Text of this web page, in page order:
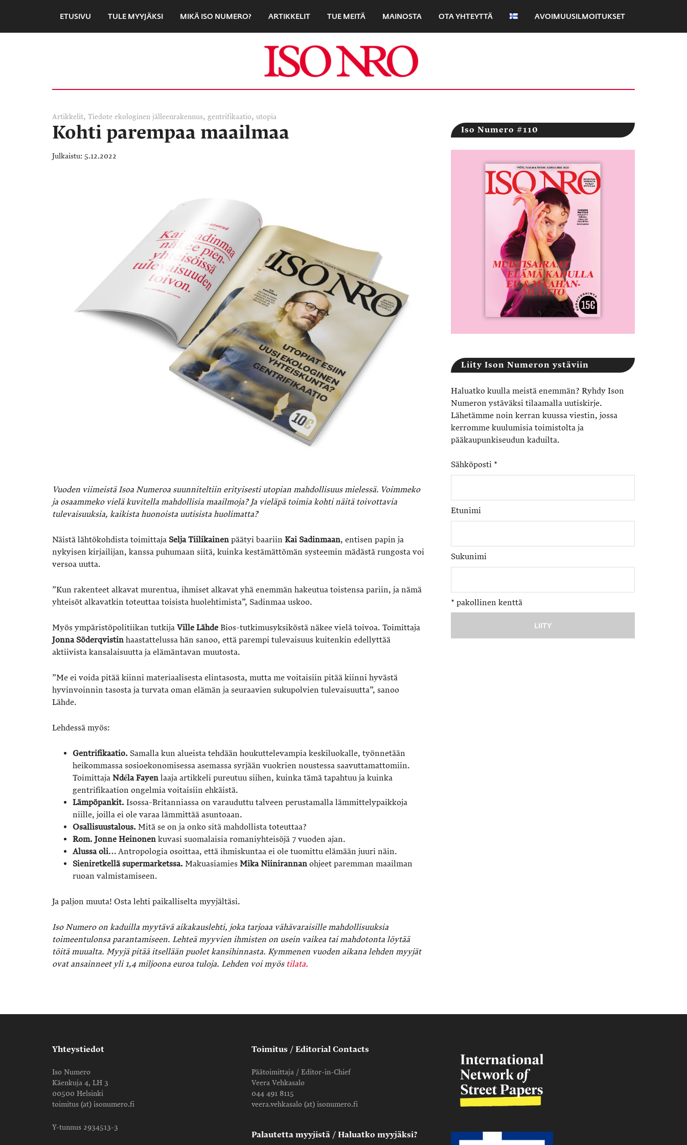
ETUSIVU TULE MYYJÄKSI MIKÄ ISO NUMERO? ARTIKKELIT TUE MEITÄ MAINOSTA OTA YHTEYTTÄ AVOIMUUSILMOITUKSET
Artikkelit, Tiedote ekologinen jälleenrakennus, gentrifikaatio, utopia
Kohti parempaa maailmaa
5.12.2022
Vuoden viimeistä Isoa Numeroa suunniteltiin erityisesti utopian mahdollisuus mielessä. Voimmeko
ja osaammeko vielä kuvitella mahdollisia maailmoja? Ja vieläpä toimia kohti näitä toivottavia
tulevaisuuksia, kaikista huonoista uutisista huolimatta?
Näistä lähtökohdista toimittaja Selja Tiilikainen päätyi baariin Kai Sadinmaan, entisen papin ja
nykyisen kirjailijan, kanssa puhumaan siitä, kuinka kestämättömän systeemin mädästä rungosta voi
versoa uutta.
”Kun rakenteet alkavat murentua, ihmiset alkavat yhä enemmän hakeutua toistensa pariin, ja nämä
yhteisöt alkavatkin toteuttaa toisista huolehtimista”, Sadinmaa uskoo.
Myös ympäristöpolitiikan tutkija Ville Lähde Bios-tutkimusyksiköstä näkee vielä toivoa. Toimittaja
Jonna Söderqvistin haastattelussa hän sanoo, että parempi tulevaisuus kuitenkin edellyttää
aktiivista kansalaisuutta ja elämäntavan muutosta.
”Me ei voida pitää kiinni materiaalisesta elintasosta, mutta me voitaisiin pitää kiinni hyvästä
hyvinvoinnin tasosta ja turvata oman elämän ja seuraavien sukupolvien tulevaisuutta”, sanoo
Lähde.
Lehdessä myös:
Gentrifikaatio. Samalla kun alueista tehdään houkuttelevampia keskiluokalle, työnnetään
heikommassa sosioekonomisessa asemassa syrjään vuokrien noustessa saavuttamattomiin.
Toimittaja Ndéla Fayen laaja artikkeli pureutuu siihen, kuinka tämä tapahtuu ja kuinka
gentrifikaation ongelmia voitaisiin ehkäistä.
Lämpöpankit. Isossa-Britanniassa on varauduttu talveen perustamalla lämmittelypaikkoja
niille, joilla ei ole varaa lämmittää asuntoaan.
Osallisuustalous. Mitä se on ja onko sitä mahdollista toteuttaa?
Rom. Jonne Heinonen kuvasi suomalaisia romaniyhteisöjä 7 vuoden ajan.
Alussa oli… Antropologia osoittaa, että ihmiskuntaa ei ole tuomittu elämään juuri näin.
Sieniretkellä supermarketssa. Makuasiamies Mika Niinirannan ohjeet paremman maailman
ruoan valmistamiseen.
Ja paljon muuta! Osta lehti paikalliselta myyjältäsi.
Iso Numero on kaduilla myytävä aikakauslehti, joka tarjoaa vähävaraisille mahdollisuuksia
toimeentulonsa parantamiseen. Lehteä myyvien ihmisten on usein vaikea tai mahdotonta löytää
töitä muualta. Myyjä pitää itsellään puolet kansihinnasta. Kymmenen vuoden aikana lehden myyjät
ovat ansainneet yli 1,4 miljoona euroa tuloja. Lehden voi myös tilata.
Iso Numero #110
Liity Ison Numeron ystäviin
Haluatko kuulla meistä enemmän? Ryhdy Ison
Numeron ystäväksi tilaamalla uutiskirje.
Lähetämme noin kerran kuussa viestin, jossa
kerromme kuulumisia toimistolta ja
pääkaupunkiseudun kaduilta.
Sähköposti *
Etunimi
Sukunimi
* pakollinen kenttä
Yhteystiedot
Iso Numero
Käenkuja 4, LH 3
00500 Helsinki
toimitus (at) isonumero.fi
Y-tunnus 2934513-3
Toimitus / Editorial Contacts
Päätoimittaja / Editor-in-Chief
Veera Vehkasalo
044 491 8115
veera.vehkasalo (at) isonumero.fi
Palautetta myyjistä / Haluatko myyjäksi?